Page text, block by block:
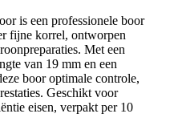
is een professionele boor
fijne korrel, ontworpen
Met een
van 19 mm en een
boor optimale controle,
Geschikt voor
eisen, verpakt per 10